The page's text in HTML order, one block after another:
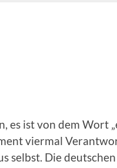
es ist von dem Wort
viermal
selbst. Die deutschen